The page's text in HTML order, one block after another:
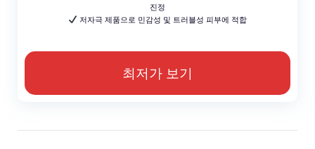
진정
저자극 제품으로 민감성 및 트러블성 피부에 적합
최저가 보기